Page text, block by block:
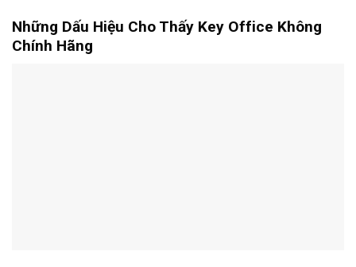
Những Dấu Hiệu Cho Thấy Key Office Không
Chính Hãng